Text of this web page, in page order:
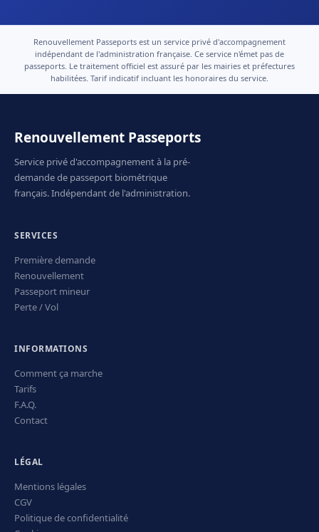
Renouvellement Passeports est un service privé d'accompagnement
indépendant de l'administration française. Ce service n'émet pas de
passeports. Le traitement officiel est assuré par les mairies et préfectures
habilitées. Tarif indicatif incluant les honoraires du service.
Renouvellement Passeports
Service privé d'accompagnement à la pré-
demande de passeport biométrique
français. Indépendant de l'administration.
SERVICES
Première demande
Renouvellement
Passeport mineur
Perte / Vol
INFORMATIONS
Comment ça marche
Tarifs
F.A.Q.
Contact
LÉGAL
Mentions légales
CGV
Politique de confidentialité